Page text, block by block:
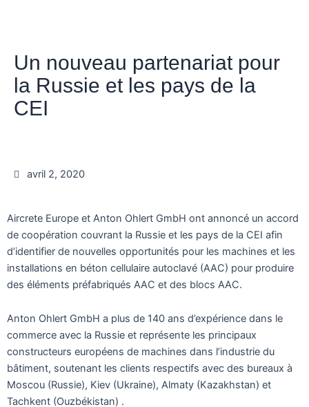
Un nouveau partenariat pour
la Russie et les pays de la
CEI
avril 2, 2020
Aircrete Europe et Anton Ohlert GmbH ont annoncé un accord
de coopération couvrant la Russie et les pays de la CEI afin
d’identifier de nouvelles opportunités pour les machines et les
installations en béton cellulaire autoclavé (AAC) pour produire
des éléments préfabriqués AAC et des blocs AAC.
Anton Ohlert GmbH a plus de 140 ans d’expérience dans le
commerce avec la Russie et représente les principaux
constructeurs européens de machines dans l’industrie du
bâtiment, soutenant les clients respectifs avec des bureaux à
Moscou (Russie), Kiev (Ukraine), Almaty (Kazakhstan) et
Tachkent (Ouzbékistan) .